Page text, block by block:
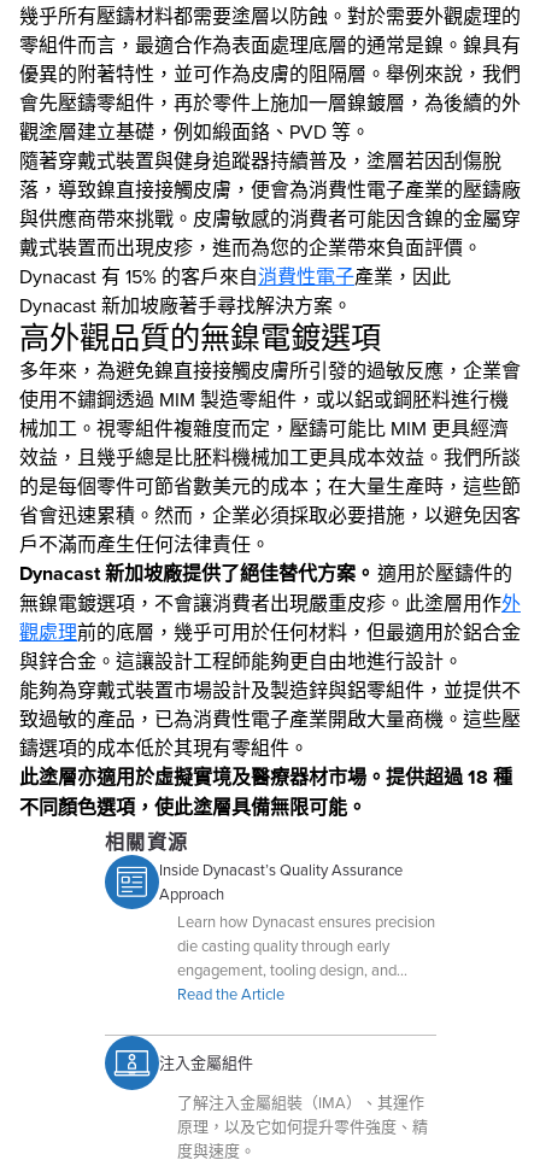
幾乎所有壓鑄材料都需要塗層以防蝕。對於需要外觀處理的
零組件而言，最適合作為表面處理底層的通常是鎳。鎳具有
優異的附著特性，並可作為皮膚的阻隔層。舉例來說，我們
會先壓鑄零組件，再於零件上施加一層鎳鍍層，為後續的外
觀塗層建立基礎，例如緞面鉻、PVD 等。
隨著穿戴式裝置與健身追蹤器持續普及，塗層若因刮傷脫
落，導致鎳直接接觸皮膚，便會為消費性電子產業的壓鑄廠
與供應商帶來挑戰。皮膚敏感的消費者可能因含鎳的金屬穿
戴式裝置而出現皮疹，進而為您的企業帶來負面評價。
Dynacast 有 15% 的客戶來自消費性電子產業，因此
Dynacast 新加坡廠著手尋找解決方案。
高外觀品質的無鎳電鍍選項
多年來，為避免鎳直接接觸皮膚所引發的過敏反應，企業會
使用不鏽鋼透過 MIM 製造零組件，或以鋁或鋼胚料進行機
械加工。視零組件複雜度而定，壓鑄可能比 MIM 更具經濟
效益，且幾乎總是比胚料機械加工更具成本效益。我們所談
的是每個零件可節省數美元的成本；在大量生產時，這些節
省會迅速累積。然而，企業必須採取必要措施，以避免因客
戶不滿而產生任何法律責任。
Dynacast 新加坡廠提供了絕佳替代方案。 適用於壓鑄件的
無鎳電鍍選項，不會讓消費者出現嚴重皮疹。此塗層用作外
觀處理前的底層，幾乎可用於任何材料，但最適用於鋁合金
與鋅合金。這讓設計工程師能夠更自由地進行設計。
能夠為穿戴式裝置市場設計及製造鋅與鋁零組件，並提供不
致過敏的產品，已為消費性電子產業開啟大量商機。這些壓
鑄選項的成本低於其現有零組件。
此塗層亦適用於虛擬實境及醫療器材市場。提供超過 18 種
不同顏色選項，使此塗層具備無限可能。
相關資源
Inside Dynacast’s Quality Assurance
Approach
Learn how Dynacast ensures precision
die casting quality through early
engagement, tooling design, and
advanced QA technologies.
Read the Article
注入金屬組件
了解注入金屬組裝（IMA）、其運作
原理，以及它如何提升零件強度、精
度與速度。